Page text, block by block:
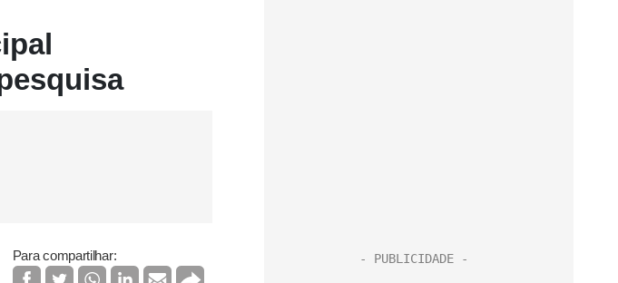
Para compartilhar: